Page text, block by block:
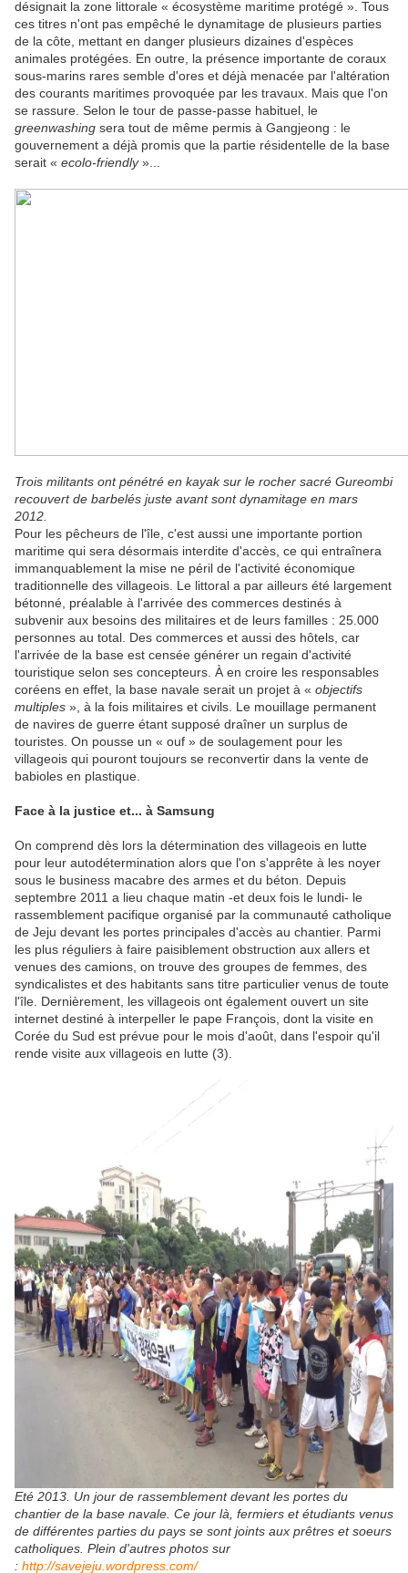
désignait la zone littorale « écosystème maritime protégé ». Tous
ces titres n'ont pas empêché le dynamitage de plusieurs parties
de la côte, mettant en danger plusieurs dizaines d'espèces
animales protégées. En outre, la présence importante de coraux
sous-marins rares semble d'ores et déjà menacée par l'altération
des courants maritimes provoquée par les travaux. Mais que l'on
se rassure. Selon le tour de passe-passe habituel, le
greenwashing sera tout de même permis à Gangjeong : le
gouvernement a déjà promis que la partie résidentelle de la base
serait « ecolo-friendly»...
Trois militants ont pénétré en kayak sur le rocher sacré Gureombi
recouvert de barbelés juste avant sont dynamitage en mars
2012.
Pour les pêcheurs de l'île, c'est aussi une importante portion
maritime qui sera désormais interdite d'accès, ce qui entraînera
immanquablement la mise ne péril de l'activité économique
traditionnelle des villageois. Le littoral a par ailleurs été largement
bétonné, préalable à l'arrivée des commerces destinés à
subvenir aux besoins des militaires et de leurs familles : 25.000
personnes au total. Des commerces et aussi des hôtels, car
l'arrivée de la base est censée générer un regain d'activité
touristique selon ses concepteurs. À en croire les responsables
coréens en effet, la base navale serait un projet à « objectifs
multiples », à la fois militaires et civils. Le mouillage permanent
de navires de guerre étant supposé draîner un surplus de
touristes. On pousse un « ouf » de soulagement pour les
villageois qui pouront toujours se reconvertir dans la vente de
babioles en plastique.
Face à la justice et... à Samsung
On comprend dès lors la détermination des villageois en lutte
pour leur autodétermination alors que l'on s'apprête à les noyer
sous le business macabre des armes et du béton.
Depuis
septembre 2011 a lieu chaque matin -et deux fois le lundi- le
rassemblement pacifique organisé par la communauté catholique
de Jeju devant les portes principales d'accès au chantier. Parmi
les plus réguliers à faire paisiblement obstruction aux allers et
venues des camions, on trouve des groupes de femmes, des
syndicalistes et des habitants sans titre particulier venus de toute
l'île. Dernièrement, les villageois ont également ouvert un site
internet destiné à interpeller le pape François, dont la visite en
Corée du Sud est prévue pour le mois d'août, dans l'espoir qu'il
rende visite aux villageois en lutte (3).
Eté 2013. Un jour de rassemblement devant les portes du
chantier de la base navale. Ce jour là, fermiers et étudiants venus
de différentes parties du pays se sont joints aux prêtres et soeurs
catholiques. Plein d'autres photos sur
: http://savejeju.wordpress.com/